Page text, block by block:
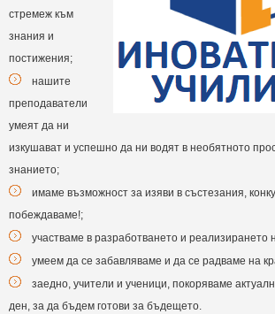
стремеж към
знания и
постижения;
нашите
преподаватели
умеят да ни
изкушават и успешно да ни водят в необятното
знанието;
имаме възможност за изяви в състезания,
побеждаваме!;
участваме в разработването и реализирането
умеем да се забавляваме и да се радваме на
заедно, учители и ученици, покоряваме
ден, за да бъдем готови за бъдещето.